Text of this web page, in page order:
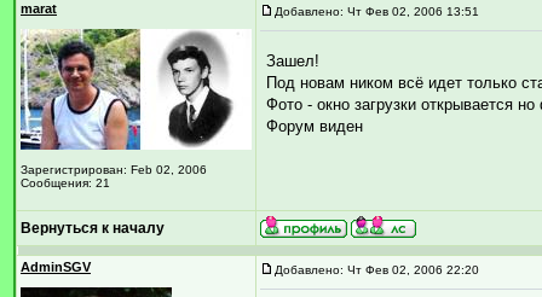
marat
Зарегистрирован: Feb 02, 2006
Сообщения: 21
Добавлено: Чт Фев 02, 2006 13:51
Зашел!
Под новам ником всё идет только
Фото - окно загрузки открывается
Форум виден
Вернуться к началу
AdminSGV Добавлено: Чт Фев 02, 2006 22:20